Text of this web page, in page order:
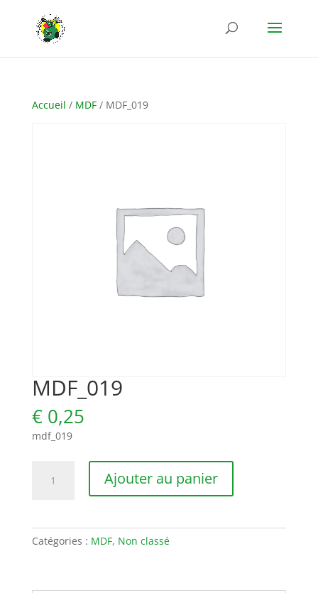
Accueil / MDF/ MDF_019
MDF_019
€0,25
mdf_019
Ajouter au panier
Catégories : MDF, Non classé